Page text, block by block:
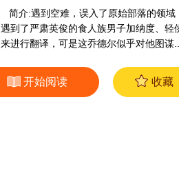
简介:遇到空难，误入了原始部落的领
遇到了严肃英俊的食人族男子加纳度、
来进行翻译，可是这乔德尔似乎对他图谋...
开始阅读 收藏